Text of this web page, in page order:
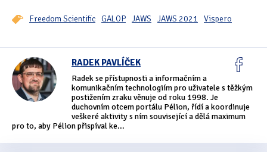
Asistivní software(428)
Tipy & triky (17)
Freedom Scientific GALOP JAWS JAWS 2021 Vispero
RADEK PAVLÍČEK
Radek se přístupnosti a informačním a
komunikačním technologiím pro uživatele s těžkým
postižením zraku věnuje od roku 1998. Je
duchovním otcem portálu Pélion, řídí a koordinuje
veškeré aktivity s ním související a dělá maximum
pro to, aby Pélion přispíval ke...